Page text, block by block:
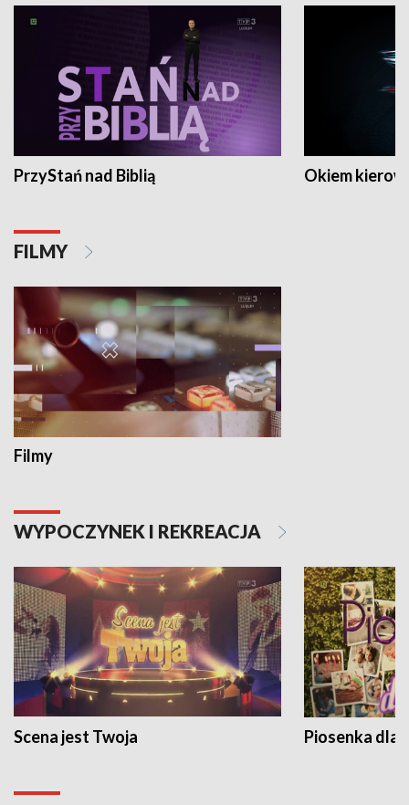
PrzyStań nad Biblią Okiem
FILMY
Filmy
WYPOCZYNEK I REKREACJA
Scena jest Twoja Piosenka dla